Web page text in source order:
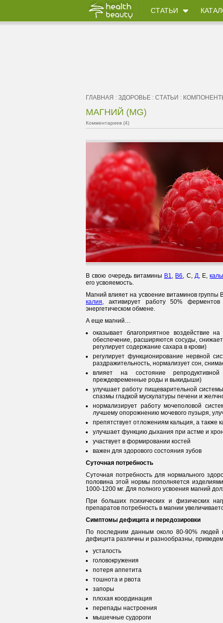
СТАТЬИ
ГЛАВНАЯ : ЗДОРОВЬЕ : СТАТЬИ :
МАГНИЙ (MG)
Комментариев (4)
В свою очередь витамины B1, B6, C, Д, E,
его усвояемость.
Магний влияет на усвоение витаминов
калия, активирует работу 50%
энергетическом обмене.
А еще магний…
оказывает благоприятное воздействие
обеспечение, расширяются сосуды,
регулирует содержание сахара в крови)
регулирует функционирование нервной
раздражительность, нормализует сон,
влияет на состояние
преждевременные роды и выкидыши)
улучшает работу пищеварительной
спазмы гладкой мускулатуры печени и
нормализирует работу мочеполовой
лучшему опорожнению мочевого пузыря,
препятствует отложениям кальция, а также
улучшает функцию дыхания при астме и
участвует в формировании костей
важен для здорового состояния зубов
Суточная потребность
Суточная потребность для нормального
половина этой нормы пополняется
1000-1200 мг. Для полного усвоения магний
При больших психических и физических
препаратов потребность в магнии
Симптомы дефицита и передозировки
По последним данным около 80-90% людей
дефицита различны и разнообразны,
усталость
головокружения
потеря аппетита
тошнота и рвота
запоры
плохая координация
перепады настроения
мышечные судороги